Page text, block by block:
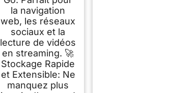
la navigation
web, les réseaux
sociaux et la
lecture de vidéos
en streaming. 🚀
Stockage Rapide
et Extensible: Ne
manquez plus